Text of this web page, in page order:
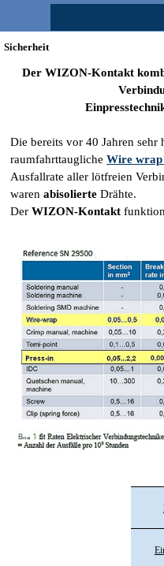
Direkt zum Seiteninhalt
Sicherheit
Der WIZON-Kontakt
Die bereits vor 40 Jahren sehr
raumfahrttaugliche Wire wrap
Ausfallrate aller lötfreien
waren abisolierte Drähte.
Der WIZON-Kontakt